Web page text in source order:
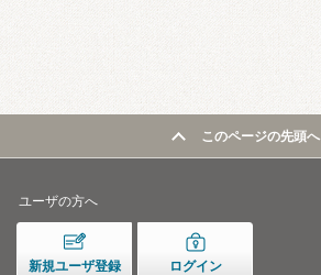
このページの先頭へ
ユーザの方へ
新規ユーザ登録 ログイン